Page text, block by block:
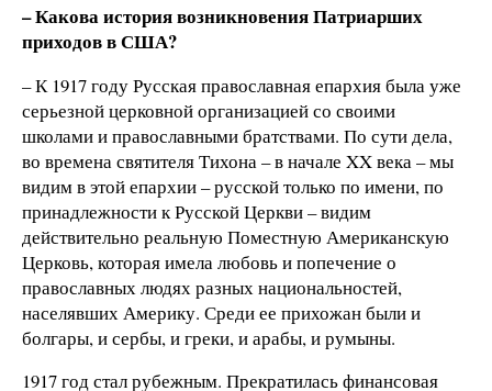
– Какова история возникновения Патриарших
приходов в США?
– К 1917 году Русская православная епархия была уже
серьезной церковной организацией со своими
школами и православными братствами. По сути дела,
во времена святителя Тихона – в начале XX века – мы
видим в этой епархии – русской только по имени, по
принадлежности к Русской Церкви – видим
действительно реальную Поместную Американскую
Церковь, которая имела любовь и попечение о
православных людях разных национальностей,
населявших Америку. Среди ее прихожан были и
болгары, и сербы, и греки, и арабы, и румыны.
1917 год стал рубежным. Прекратилась финансовая